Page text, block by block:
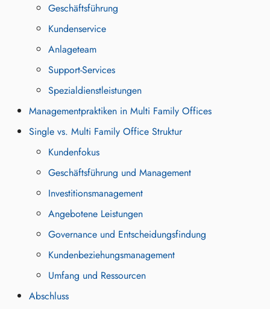
Geschäftsführung
Kundenservice
Anlageteam
Support-Services
Spezialdienstleistungen
Managementpraktiken in Multi Family Offices
Single vs. Multi Family Office Struktur
Kundenfokus
Geschäftsführung und Management
Investitionsmanagement
Angebotene Leistungen
Governance und Entscheidungsfindung
Kundenbeziehungsmanagement
Umfang und Ressourcen
Abschluss